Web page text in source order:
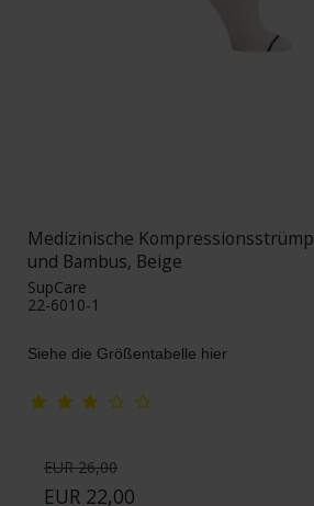
Medizinische
und Bambus, Beige
SupCare
22-6010-1
Siehe die Größentabelle hier
EUR 26,00
EUR 22,00